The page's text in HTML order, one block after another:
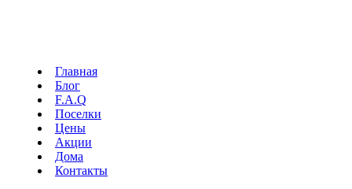
Главная
Блог
F.A.Q
Поселки
Цены
Акции
Дома
Контакты